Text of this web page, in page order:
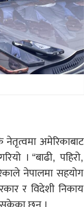
अमेरिकाबाट
। “बाढी, पहिरो,
नेपालमा सहयोग
र विदेशी निकाय